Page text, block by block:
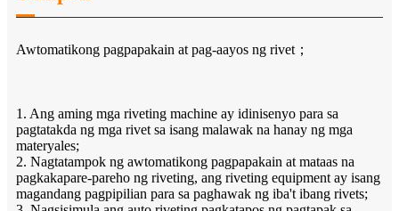
Awtomatikong pagpapakain at pag-aayos ng rivet；
1. Ang aming mga riveting machine ay idinisenyo para sa
pagtatakda ng mga rivet sa isang malawak na hanay ng mga
materyales;
2. Nagtatampok ng awtomatikong pagpapakain at mataas na
pagkakapare-pareho ng riveting, ang riveting equipment ay isang
magandang pagpipilian para sa paghawak ng iba't ibang rivets;